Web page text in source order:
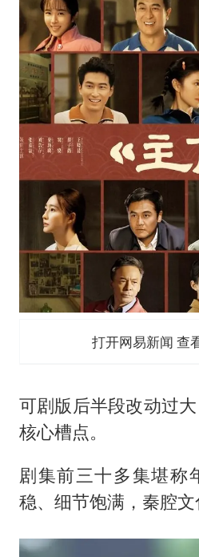
打开网易新闻 查
可剧版后半段改动过
核心槽点。
剧集前三十多集堪称
稳、细节饱满，秦腔文